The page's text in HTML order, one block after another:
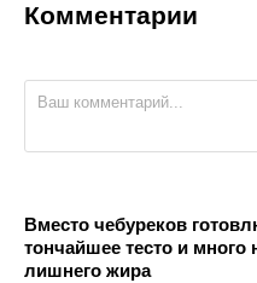
Комментарии
Вместо чебуреков
тончайшее тесто и
лишнего жира